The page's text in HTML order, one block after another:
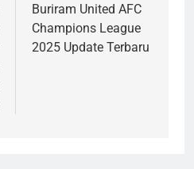
Buriram United AFC
Champions League
2025 Update Terbaru